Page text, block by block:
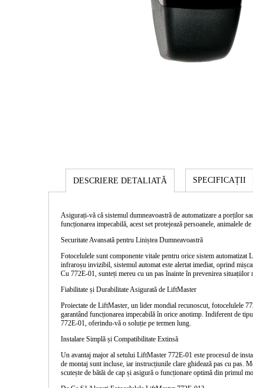
DESCRIERE DETALIATĂ SPECIFICAȚII
Asigurați-vă că sistemul dumneavoastră de automatizare a porților
funcționarea impecabilă, acest set protejează persoanele, animalele
Securitate Avansată pentru Liniștea Dumneavoastră
Fotocelulele sunt componente vitale pentru orice sistem
infraroșu invizibil, sistemul automat este alertat imediat, oprind
Cu 772E-01, sunteți mereu cu un pas înainte în prevenirea situațiilor
Fiabilitate și Durabilitate Asigurată de LiftMaster
Proiectate de LiftMaster, un lider mondial recunoscut, fotocelulele
garantând funcționarea impecabilă în orice anotimp. Indiferent de
772E-01, oferindu-vă o soluție pe termen lung.
Instalare Simplă și Compatibilitate Extinsă
Un avantaj major al setului LiftMaster 772E-01 este procesul de
de montaj sunt incluse, iar instrucțiunile clare ghidează pas cu pas.
scutește de bătăi de cap și asigură o funcționare optimă din primul